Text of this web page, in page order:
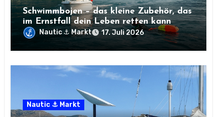
Schwimmbojen – das kleine Zubehör, das
im Ernstfall dein Leben retten kann
Nautic ⚓ Markt 17. Juli 2026
Nautic ⚓ Markt